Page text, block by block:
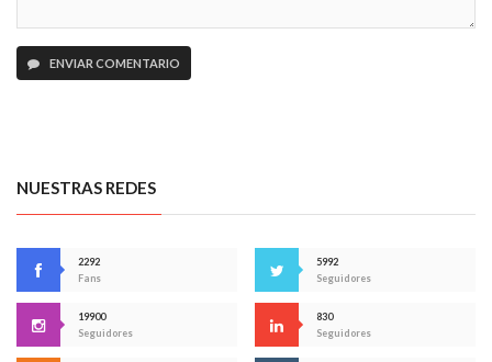
ENVIAR COMENTARIO
NUESTRAS REDES
2292
Fans
5992
Seguidores
19900
Seguidores
830
Seguidores